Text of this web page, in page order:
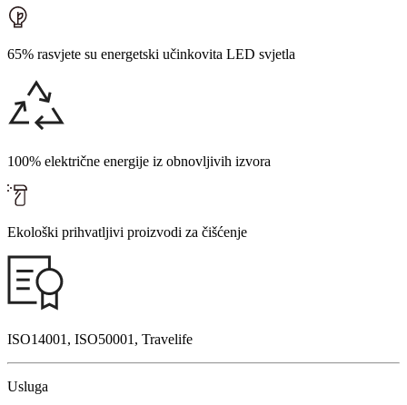
65% rasvjete su energetski učinkovita LED svjetla
100% električne energije iz obnovljivih izvora
Ekološki prihvatljivi proizvodi za čišćenje
ISO14001, ISO50001, Travelife
Usluga